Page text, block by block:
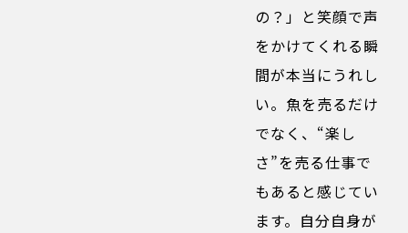
の？」と笑顔で声
をかけてくれる瞬
間が本当にうれし
い。魚を売るだけ
でなく、“楽し
さ”を売る仕事で
もあると感じてい
ます。自分自身が